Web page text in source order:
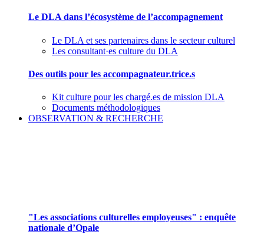
Le DLA dans l’écosystème de l’accompagnement
Le DLA et ses partenaires dans le secteur culturel
Les consultant·es culture du DLA
Des outils pour les accompagnateur.trice.s
Kit culture pour les chargé.es de mission DLA
Documents méthodologiques
OBSERVATION & RECHERCHE
"Les associations culturelles employeuses" : enquête
nationale d’Opale